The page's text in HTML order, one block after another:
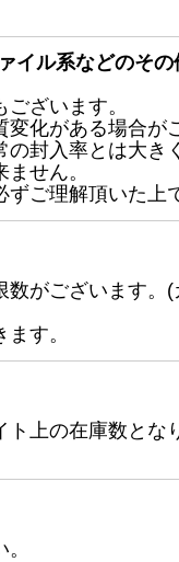
イル系などのその
ざいます。
化がある場合が
封入率とは大き
せん。
ご理解頂いた上
がございます。
す。
上の在庫数とな